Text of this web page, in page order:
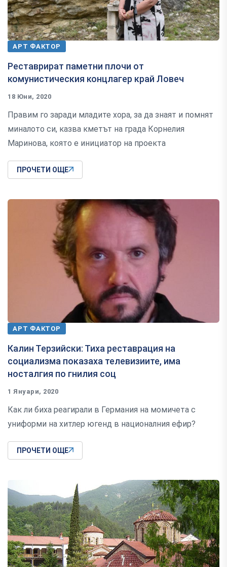
АРТ ФАКТОР
Реставрират паметни плочи от
комунистическия концлагер край Ловеч
18 Юни, 2020
Правим го заради младите хора, за да знаят и помнят
миналото си, казва кметът на града Корнелия
Маринова, която е инициатор на проекта
ПРОЧЕТИ ОЩЕ
АРТ ФАКТОР
Калин Терзийски: Тиха реставрация на
социализма показаха телевизиите, има
носталгия по гнилия соц
1 Януари, 2020
Как ли биха реагирали в Германия на момичета с
униформи на хитлер югенд в националния ефир?
ПРОЧЕТИ ОЩЕ